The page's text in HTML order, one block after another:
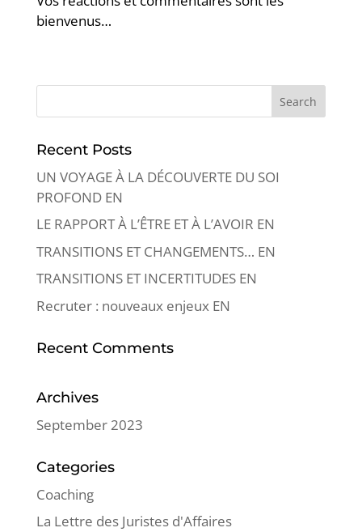
bienvenus…
Recent Posts
UN VOYAGE À LA DÉCOUVERTE DU SOI
PROFOND EN
LE RAPPORT À L’ÊTRE ET À L’AVOIR EN
TRANSITIONS ET CHANGEMENTS… EN
TRANSITIONS ET INCERTITUDES EN
Recruter : nouveaux enjeux EN
Recent Comments
Archives
September 2023
Categories
Coaching
La Lettre des Juristes d'Affaires